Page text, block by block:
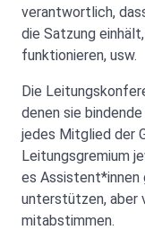
verantwortlich,
die Satzung
funktionieren, usw.
Die
denen sie
jedes Mitglied der
Leitungsgremium
es Assistent*innen
unterstützen, aber
mitabstimmen.